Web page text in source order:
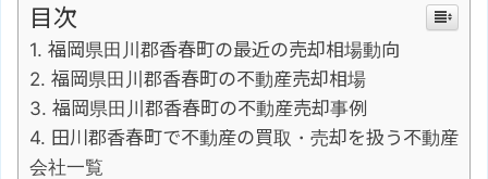
目次
福岡県田川郡香春町の最近の売却相場動向
福岡県田川郡香春町の不動産売却相場
福岡県田川郡香春町の不動産売却事例
田川郡香春町で不動産の買取・売却を扱う不動産
会社一覧